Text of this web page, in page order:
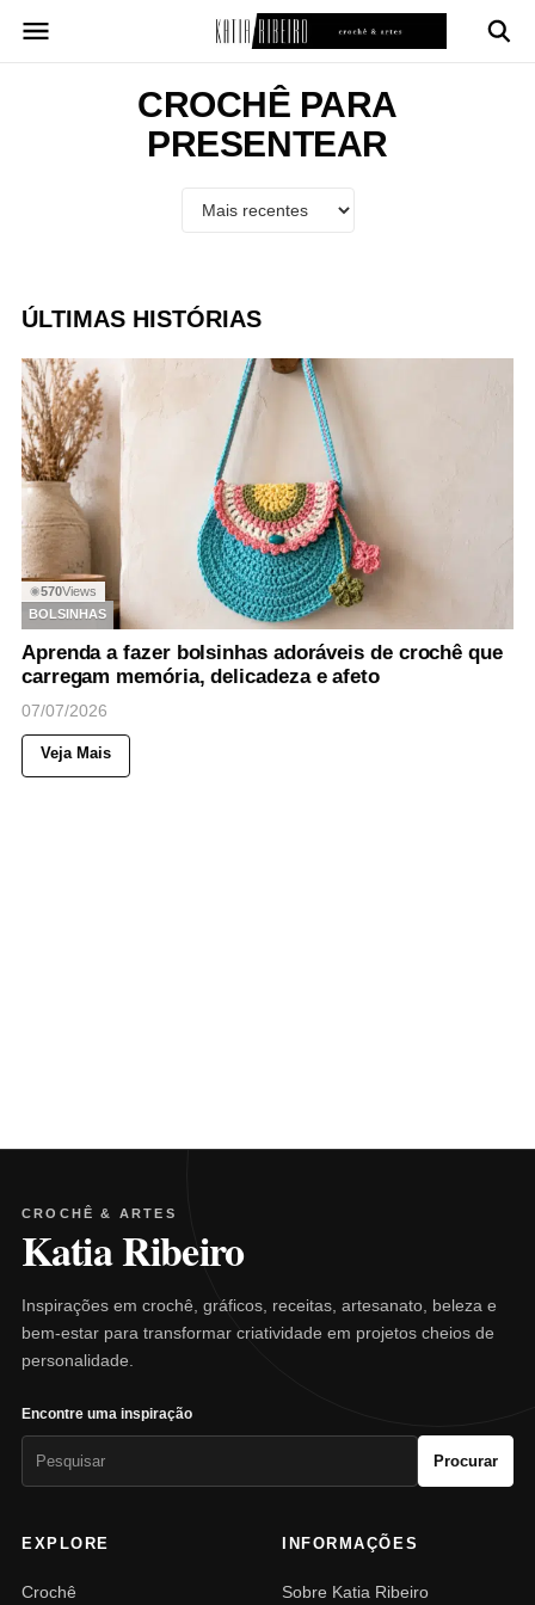
para
CROCHÊ PARA
PRESENTEAR
ÚLTIMAS HISTÓRIAS
◉570Views
BOLSINHAS
Aprenda a fazer bolsinhas adoráveis de crochê que
carregam memória, delicadeza e afeto
07/07/2026
Veja Mais
CROCHÊ & ARTES
Katia Ribeiro
Inspirações em crochê, gráficos, receitas, artesanato, beleza e
bem-estar para transformar criatividade em projetos cheios de
personalidade.
Encontre uma inspiração
Procurar
EXPLORE
Crochê
INFORMAÇÕES
Sobre Katia Ribeiro